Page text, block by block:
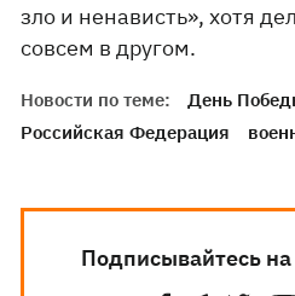
зло и ненависть», хотя
совсем в другом.
Новости по теме:
День
Российская Федерация
Подписывайтесь на